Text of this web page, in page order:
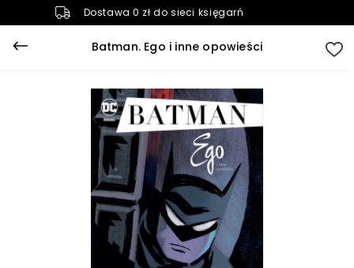
Dostawa 0 zł do sieci księgarń
Batman. Ego i inne opowieści